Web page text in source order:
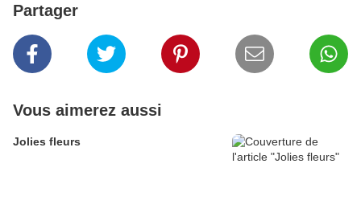
Partager
Vous aimerez aussi
Jolies fleurs